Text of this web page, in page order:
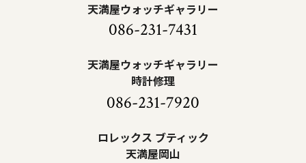
天満屋ウォッチギャラリー
086-231-7431
天満屋ウォッチギャラリー
時計修理
086-231-7920
ロレックス ブティック
天満屋岡山